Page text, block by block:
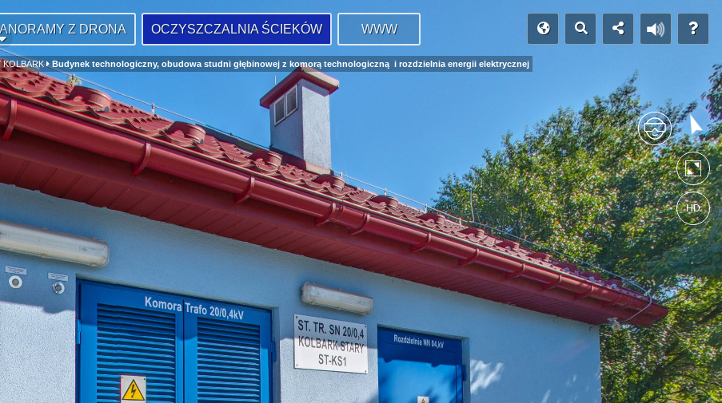
HD
Z DRONA OCZYSZCZALNIA ŚCIEKÓW WWW
KOLBARK Budynek technologiczny, obudowa studni głębinowej z komorą technologiczną i rozdzielnia energii elektrycznej